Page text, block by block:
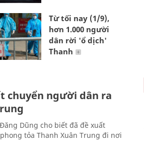
Từ tối nay (1/9),
hơn 1.000 người
dân rời 'ổ dịch'
Thanh
chuyển người dân ra
Dũng cho biết đã đề xuất
tỏa Thanh Xuân Trung đi nơi